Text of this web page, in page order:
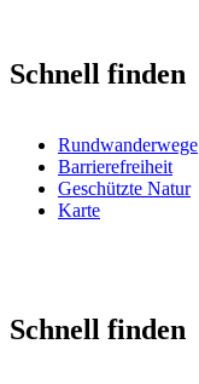
Schnell finden
Rundwanderwege
Barrierefreiheit
Geschützte Natur
Karte
Schnell finden